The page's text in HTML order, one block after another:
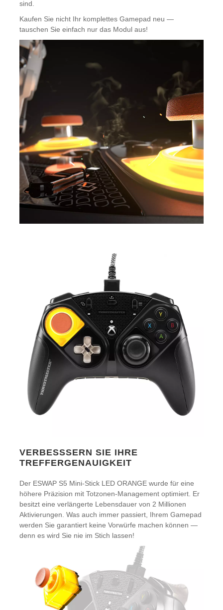
sind.
Kaufen Sie nicht Ihr komplettes Gamepad neu —
tauschen Sie einfach nur das Modul aus!
VERBESSSERN SIE IHRE
TREFFERGENAUIGKEIT
Der ESWAP S5 Mini-Stick LED ORANGE wurde für eine
höhere Präzision mit Totzonen-Management optimiert. Er
besitzt eine verlängerte Lebensdauer von 2 Millionen
Aktivierungen. Was auch immer passiert, Ihrem Gamepad
werden Sie garantiert keine Vorwürfe machen können —
denn es wird Sie nie im Stich lassen!